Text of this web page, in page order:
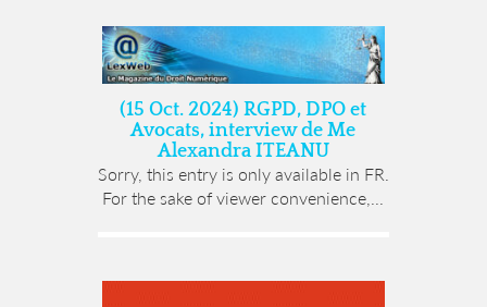
(15 Oct. 2024) RGPD, DPO et
Avocats, interview de Me
Alexandra ITEANU
Sorry, this entry is only available in FR.
For the sake of viewer convenience,...